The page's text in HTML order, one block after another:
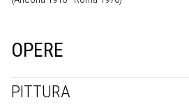
GLI AUTORI
LORENZO VIANI
MOSTRE
EVENTI
OPERE
PITTURA